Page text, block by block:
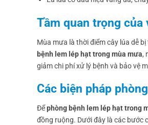
Tầm quan trọng
Mùa mưa là thời điểm cây lúa dễ
bệnh lem lép hạt trong mùa mưa,
giảm chi phí xử lý bệnh và bảo vệ
Các biện pháp
Đểphòng bệnh lem lép hạt trong
đồng ruộng. Dưới đây là các bước